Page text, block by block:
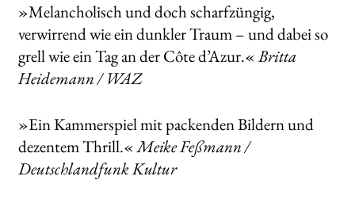
»Melancholisch und doch scharfzüngig,
verwirrend wie ein dunkler Traum – und dabei so
grell wie ein Tag an der Côte d’Azur.«Britta
Heidemann / WAZ
»Ein Kammerspiel mit packenden Bildern und
dezentem Thrill.«Meike Feßmann /
Deutschlandfunk Kultur